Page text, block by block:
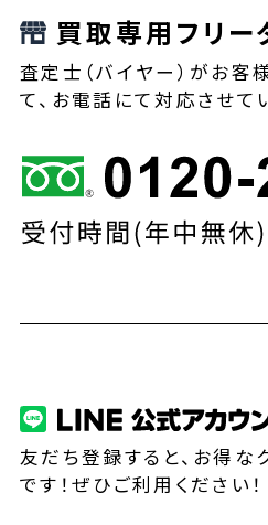
買取専用フリー
査定士（バイヤー）がお客
て、お電話にて対応させて
友だち登録すると、お得な
です！ぜひご利用ください！